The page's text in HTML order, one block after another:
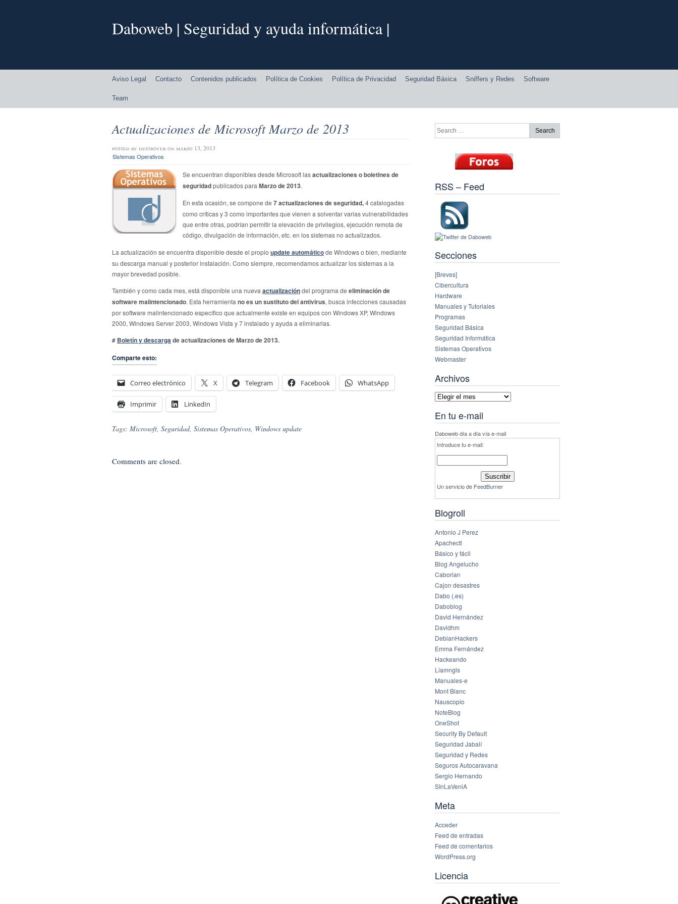
Daboweb | Seguridad y ayuda informática |
Aviso Legal Contacto Contenidos publicados Política de Cookies Política de Privacidad Seguridad Básica Sniffers y Redes Software
Team
Actualizaciones de Microsoft Marzo de 2013
posted by destroyer on marzo 13, 2013
Sistemas Operativos
Se encuentran disponibles desde Microsoft lasactualizaciones o boletines de
seguridadpublicados para Marzo de 2013.
En esta ocasión, se compone de 7 actualizaciones de seguridad,4 catalogadas
como críticas y 3 como importantes que vienen a solventar varias vulnerabilidades
que entre otras, podrían permitir la elevación de privilegios, ejecución remota de
código, divulgación de información, etc. en los sistemas no actualizados.
La actualización se encuentra disponible desde el propio update automáticode Windows o bien, mediante
su descarga manual y posterior instalación. Como siempre, recomendamos actualizar los sistemas a la
mayor brevedad posible.
También y como cada mes, está disponible una nueva actualizacióndel programa de eliminación de
software malintencionado. Esta herramienta no es un sustituto del antivirus, busca infecciones causadas
por software malintencionado específico que actualmente existe en equipos con Windows XP, Windows
2000, Windows Server 2003, Windows Vista y 7 instalado y ayuda a eliminarlas.
# Boletín y descargade actualizaciones de Marzo de 2013.
Comparte esto:
Correo electrónico X Telegram Facebook WhatsApp
Imprimir LinkedIn
Tags: Microsoft, Seguridad, Sistemas Operativos, Windows update
Comments are closed.
RSS – Feed
Secciones
[Breves]
Cibercultura
Hardware
Manuales y Tutoriales
Programas
Seguridad Básica
Seguridad Informática
Sistemas Operativos
Webmaster
Archivos
Archivos
En tu e-mail
Daboweb día a día vía e-mail
Introduce tu e-mail:
Un servicio de FeedBurner
Blogroll
Antonio J Perez
Apachectl
Básico y fácil
Blog Angelucho
Caborian
Cajon desastres
Dabo (.es)
Daboblog
David Hernández
Davidhm
DebianHackers
Emma Fernández
Hackeando
Liamngls
Manuales-e
Mont Blanc
Nauscopio
NoteBlog
OneShot
Security By Default
Seguridad Jabalí
Seguridad y Redes
Seguros Autocaravana
Sergio Hernando
SInLaVeniA
Meta
Acceder
Feed de entradas
Feed de comentarios
WordPress.org
Licencia